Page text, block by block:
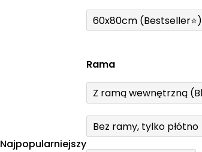
60x80cm (Bestseller⭐)
Rama
Z ramą wewnętrzną
Bez ramy, tylko płótno
Najpopularniejszy